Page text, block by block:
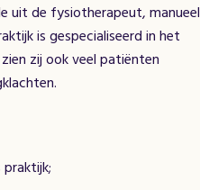
uit de fysiotherapeut, manueel
is gespecialiseerd in het
zij ook veel patiënten